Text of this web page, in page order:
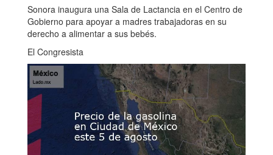
Sonora inaugura una Sala de Lactancia en el Centro de
Gobierno para apoyar a madres trabajadoras en su
derecho a alimentar a sus bebés.
El Congresista